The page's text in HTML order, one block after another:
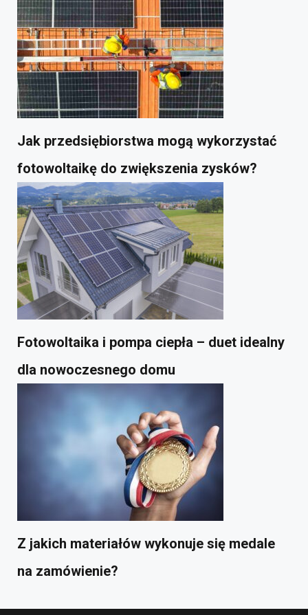
Jak przedsiębiorstwa mogą wykorzystać
fotowoltaikę do zwiększenia zysków?
Fotowoltaika i pompa ciepła – duet idealny
dla nowoczesnego domu
Z jakich materiałów wykonuje się medale
na zamówienie?